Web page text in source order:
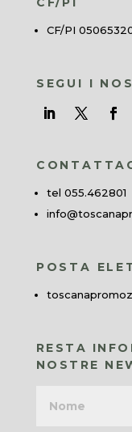
CF/PI
SEGUI I
tel 055.462801
POSTA
RESTA
NOSTRE